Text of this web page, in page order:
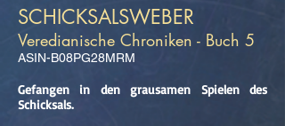
SCHICKSALSWEBER
Veredianische Chroniken - Buch 5
ASIN-B08PG28MRM
Gefangen in den grausamen Spielen des
Schicksals.